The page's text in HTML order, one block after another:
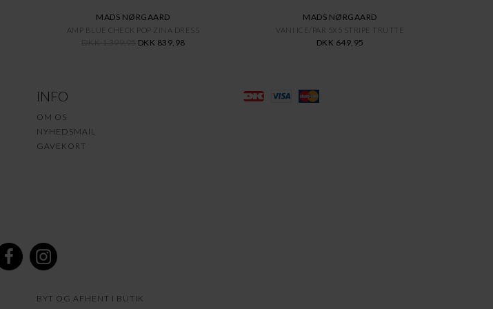
MADS NØRGAARD
AMP BLUE CHECK POP ZINA DRESS
DKK 1.399,95 DKK 839,98
MADS NØRGAARD
VANI ICE/PAR 5X5 STRIPE TRUTTE
DKK 649,95
INFO
OM OS
NYHEDSMAIL
GAVEKORT
BYT OG AFHENT I BUTIK